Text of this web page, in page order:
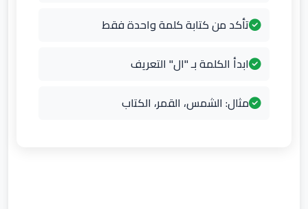
تأكد من كتابة كلمة واحدة فقط
ابدأ الكلمة بـ "ال" التعريف
مثال: الشمس، القمر، الكتاب